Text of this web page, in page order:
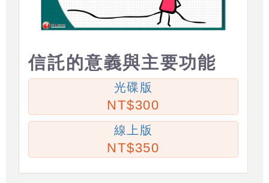
信託的意義與主要功能
光碟版
300
線上版
350